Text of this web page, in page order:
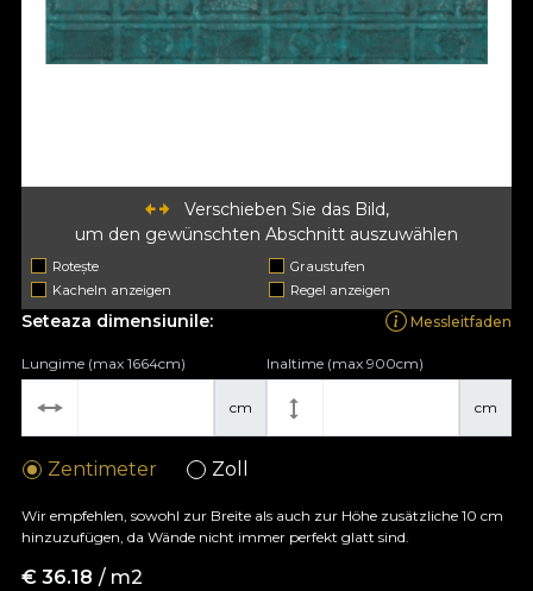
Verschieben Sie das Bild,
um den gewünschten Abschnitt auszuwählen
Rotește
Graustufen
Kacheln anzeigen
Regel anzeigen
Seteaza dimensiunile: Messleitfaden
cm
Lungime (max 1664cm)
cm
Inaltime (max 900cm)
Zentimeter Zoll
Wir empfehlen, sowohl zur Breite als auch zur Höhe zusätzliche 10 cm
hinzuzufügen, da Wände nicht immer perfekt glatt sind.
€ 36.18 / m2